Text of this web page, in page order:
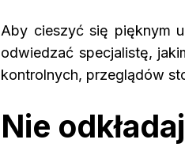
Aby cieszyć się pięknym
odwiedzać specjalistę,
kontrolnych, przeglądów
Nie